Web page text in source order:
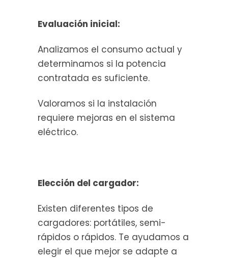
Evaluación inicial:
Analizamos el consumo actual y
determinamos si la potencia
contratada es suficiente.
Valoramos si la instalación
requiere mejoras en el sistema
eléctrico.
Elección del cargador:
Existen diferentes tipos de
cargadores: portátiles, semi-
rápidos o rápidos. Te ayudamos a
elegir el que mejor se adapte a